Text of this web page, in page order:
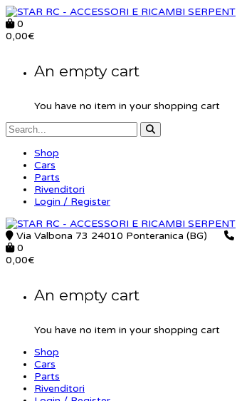
0
0,00€
An empty cart
You have no item in your shopping cart
Shop
Cars
Parts
Rivenditori
Login / Register
Via Valbona 73 24010 Ponteranica (BG)
0
0,00€
An empty cart
You have no item in your shopping cart
Shop
Cars
Parts
Rivenditori